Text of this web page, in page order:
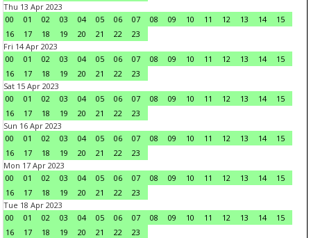
Thu 13 Apr 2023
00
01 02 03 04 05 06 07 08 09 10 11 12 13 14
15
16
17 18 19 20 21 22
23
Fri 14 Apr 2023
00
01 02 03 04 05 06 07 08 09 10 11 12 13 14
15
16
17 18 19 20 21 22
23
Sat 15 Apr 2023
00
01 02 03 04 05 06 07 08 09 10 11 12 13 14
15
16
17 18 19 20 21 22
23
Sun 16 Apr 2023
00
01 02 03 04 05 06 07 08 09 10 11 12 13 14
15
16
17 18 19 20 21 22
23
Mon 17 Apr 2023
00
01 02 03 04 05 06 07 08 09 10 11 12 13 14
15
16
17 18 19 20 21 22
23
Tue 18 Apr 2023
00
01 02 03 04 05 06 07 08 09 10 11 12 13 14
15
16
17 18 19 20 21 22
23